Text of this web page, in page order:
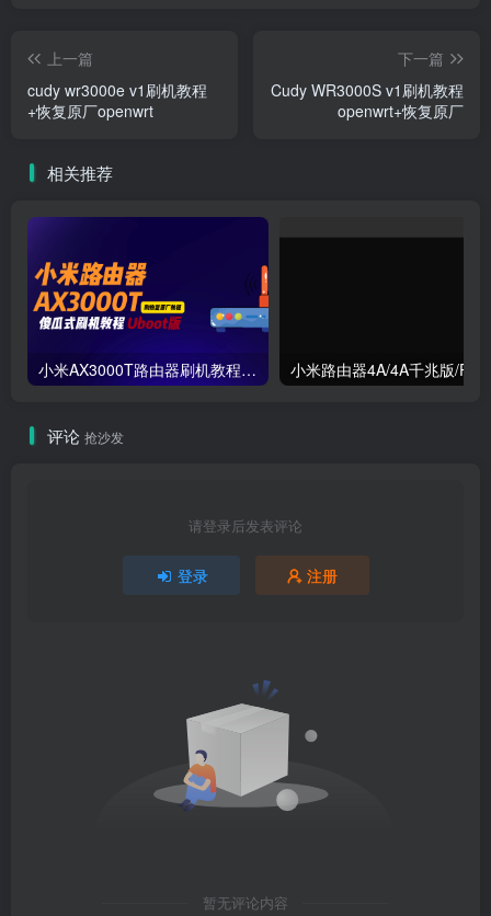
上一篇
cudy wr3000e v1刷机教程
+恢复原厂openwrt
下一篇
Cudy WR3000S v1刷机教程
openwrt+恢复原厂
相关推荐
小米AX3000T路由器刷机教程傻瓜式uboot版支持v1v2+恢复原厂系统教程RD03 RD23
评论 抢沙发
请登录后发表评论
登录 注册
暂无评论内容